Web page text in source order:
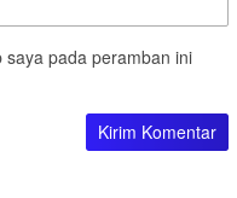
pada peramban ini